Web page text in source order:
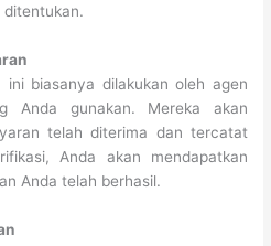
ditentukan.
ini biasanya dilakukan oleh agen
Anda gunakan. Mereka akan
telah diterima dan tercatat
Anda akan mendapatkan
Anda telah berhasil.